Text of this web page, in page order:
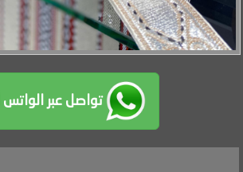
تواصل عبر الواتس أب